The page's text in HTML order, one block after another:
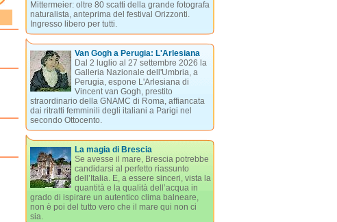
Mittermeier: oltre 80 scatti della grande fotografa
naturalista, anteprima del festival Orizzonti.
Ingresso libero per tutti.
Van Gogh a Perugia: L'Arlesiana
Dal 2 luglio al 27 settembre 2026 la
Galleria Nazionale dell'Umbria, a
Perugia, espone L'Arlesiana di
Vincent van Gogh, prestito
straordinario della GNAMC di Roma, affiancata
dai ritratti femminili degli italiani a Parigi nel
secondo Ottocento.
La magia di Brescia
Se avesse il mare, Brescia potrebbe
candidarsi al perfetto riassunto
dell’Italia. E, a essere sinceri, vista la
quantità e la qualità dell’acqua in
grado di ispirare un autentico clima balneare,
non è poi del tutto vero che il mare qui non ci
sia.